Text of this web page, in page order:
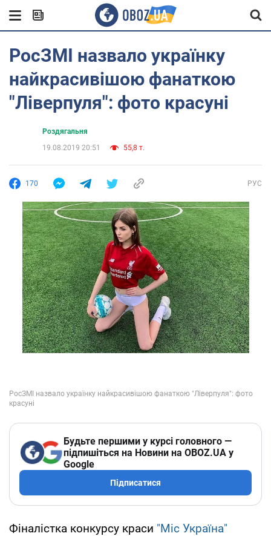
РосЗМІ назвало українку
найкрасивішою фанаткою
"Ліверпуля": фото красуні
Роздягальня
19.08.2019 20:51
55,8 т.
170 РУС
Будьте першими у курсі головного —
підпишіться на Новини на OBOZ.UA у
Google
Підписатися
Фіналістка конкурсу краси "Міс Україна"